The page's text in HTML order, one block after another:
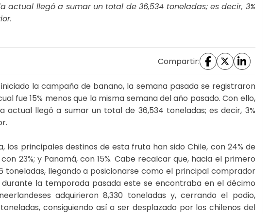
actual llegó a sumar un total de 36,534 toneladas; es decir, 3%
Compartir:
la campaña de banano, la semana pasada se registraron
fue 15% menos que la misma semana del año pasado. Con ello,
actual llegó a sumar un total de 36,534 toneladas; es decir, 3%
los principales destinos de esta fruta han sido Chile, con 24% de
23%; y Panamá, con 15%. Cabe recalcar que, hacia el primero
toneladas, llegando a posicionarse como el principal comprador
la temporada pasada este se encontraba en el décimo
adquirieron 8,330 toneladas y, cerrando el podio,
consiguiendo así a ser desplazado por los chilenos del